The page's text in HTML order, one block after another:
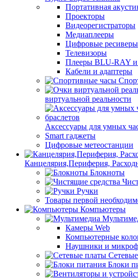
Портативная
Проекторы
Видеорегистраторы
Медиаплееры
Цифровые ресиверы
Телевизоры
Плееры BLU-RAY
Кабели и адаптеры
виртуальной реальности
Аксессуары для умных
Smart гаджеты
Цифровые метеостанции
Канцелярия,Периферия,
Блокноты
Ручки
Товары первой
Компьютеры
Камеры Web
Компьютерные
Наушники и
Блоки